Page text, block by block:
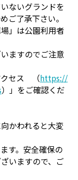
いグランドを
ご了承下さい。
」は公園利用者
ますのでご注意
セス
（https://
）」 をご確認くだ
かわれると大変
す。安全確保の
いますので、ご